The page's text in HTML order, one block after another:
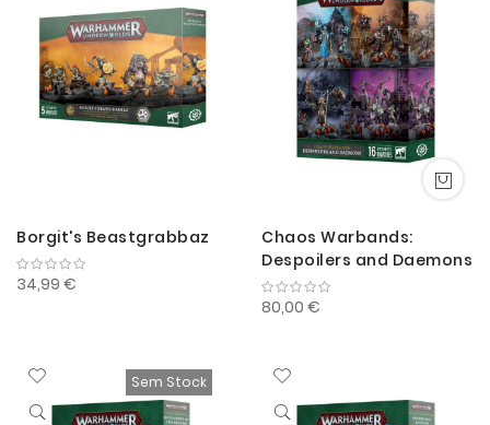
Borgit's Beastgrabbaz
34,99 €
Chaos Warbands:
Despoilers and Daemons
80,00 €
Sem Stock